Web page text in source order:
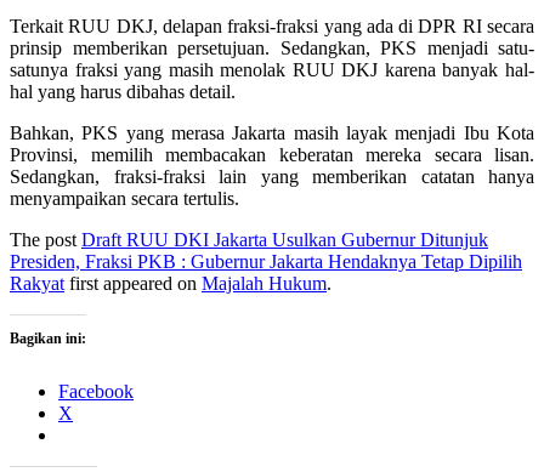
Terkait RUU DKJ, delapan fraksi-fraksi yang ada di DPR RI secara
prinsip memberikan persetujuan. Sedangkan, PKS menjadi satu-
satunya fraksi yang masih menolak RUU DKJ karena banyak hal-
hal yang harus dibahas detail.
Bahkan, PKS yang merasa Jakarta masih layak menjadi Ibu Kota
Provinsi, memilih membacakan keberatan mereka secara lisan.
Sedangkan, fraksi-fraksi lain yang memberikan catatan hanya
menyampaikan secara tertulis.
The post Draft RUU DKI Jakarta Usulkan Gubernur Ditunjuk
Presiden, Fraksi PKB : Gubernur Jakarta Hendaknya Tetap Dipilih
Rakyat first appeared on Majalah Hukum.
Bagikan ini:
Facebook
X